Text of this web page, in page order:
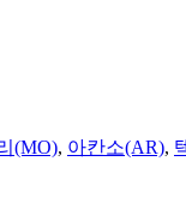
(MO), 아칸소(AR),